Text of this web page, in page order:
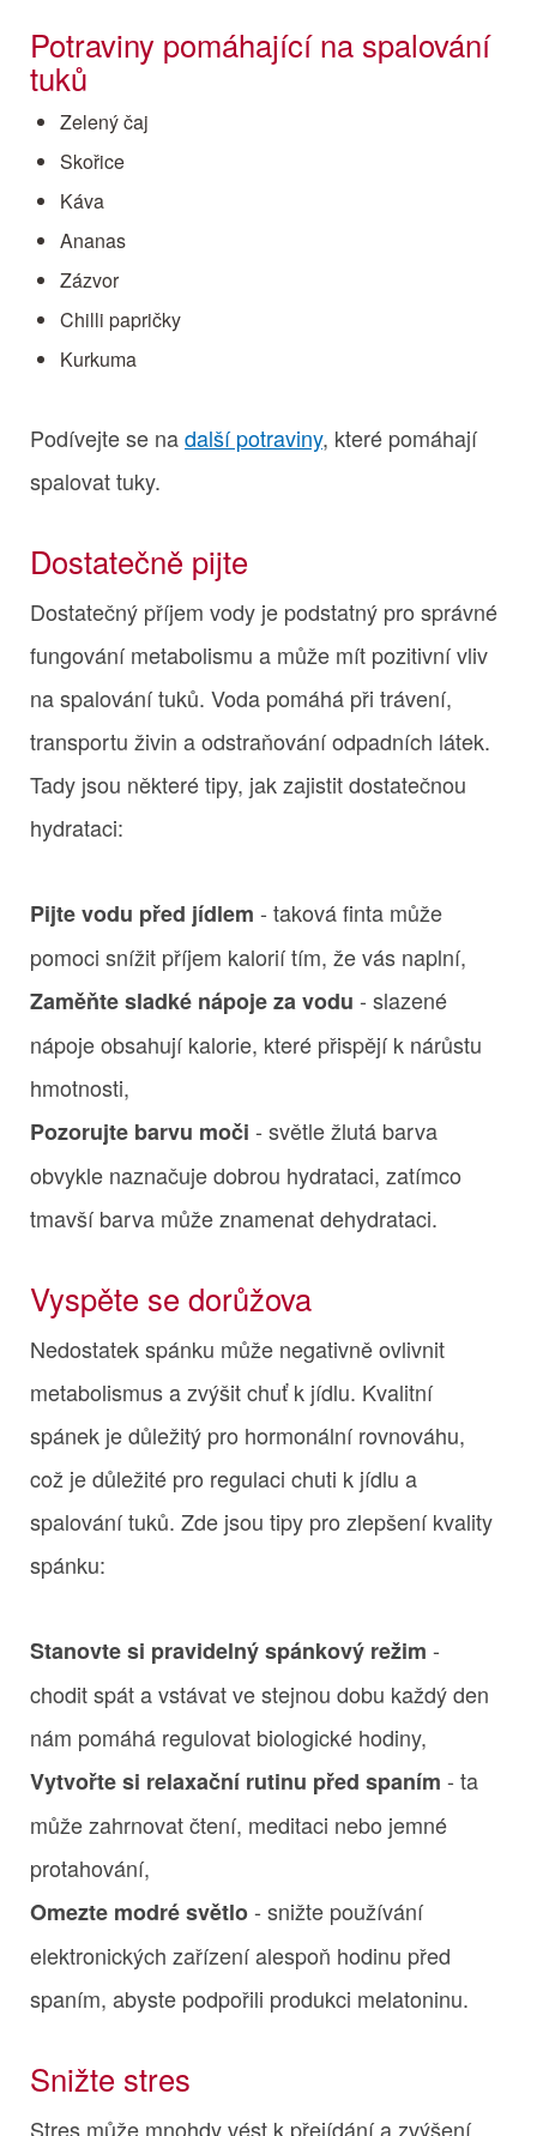
Potraviny pomáhající na spalování
tuků
Zelený čaj
Skořice
Káva
Ananas
Zázvor
Chilli papričky
Kurkuma
Podívejte se nadalší potraviny, které pomáhají
spalovat tuky.
Dostatečně pijte
Dostatečný příjem vody je podstatný pro správné
fungování metabolismu a může mít pozitivní vliv
na spalování tuků. Voda pomáhá při trávení,
transportu živin a odstraňování odpadních látek.
Tady jsou některé tipy, jak zajistit dostatečnou
hydrataci:
Pijte vodu před jídlem - taková finta může
pomoci snížit příjem kalorií tím, že vás naplní,
Zaměňte sladké nápoje za vodu - slazené
nápoje obsahují kalorie, které přispějí k nárůstu
hmotnosti,
Pozorujte barvu moči - světle žlutá barva
obvykle naznačuje dobrou hydrataci, zatímco
tmavší barva může znamenat dehydrataci.
Vyspěte se dorůžova
Nedostatek spánku může negativně ovlivnit
metabolismus a zvýšit chuť k jídlu. Kvalitní
spánek je důležitý pro hormonální rovnováhu,
což je důležité pro regulaci chuti k jídlu a
spalování tuků. Zde jsou tipy pro zlepšení kvality
spánku:
Stanovte si pravidelný spánkový režim -
chodit spát a vstávat ve stejnou dobu každý den
nám pomáhá regulovat biologické hodiny,
Vytvořte si relaxační rutinu před spaním - ta
může zahrnovat čtení, meditaci nebo jemné
protahování,
Omezte modré světlo- snižte používání
elektronických zařízení alespoň hodinu před
spaním, abyste podpořili produkci melatoninu.
Snižte stres
Stres může mnohdy vést k přejídání a zvýšení